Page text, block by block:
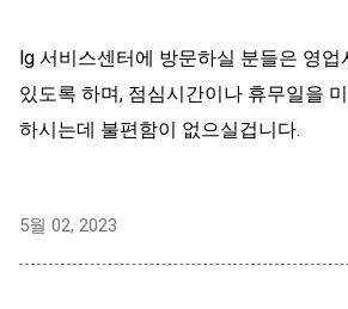
lg 서비스센터에 방문하실 분들은 영
있도록 하며, 점심시간이나 휴무일을
하시는데 불편함이 없으실겁니다.
5월 02, 2023